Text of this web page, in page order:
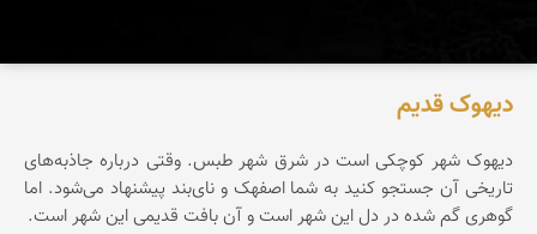
دیهوک قدیم
دیهوک شهر کوچکی است در شرق شهر طبس. وقتی درباره جاذبه‌های
تاریخی آن جستجو کنید به شما اصفهک و نای‌بند پیشنهاد می‌شود. اما
گوهری گم شده در دل این شهر است و آن بافت قدیمی این شهر است.